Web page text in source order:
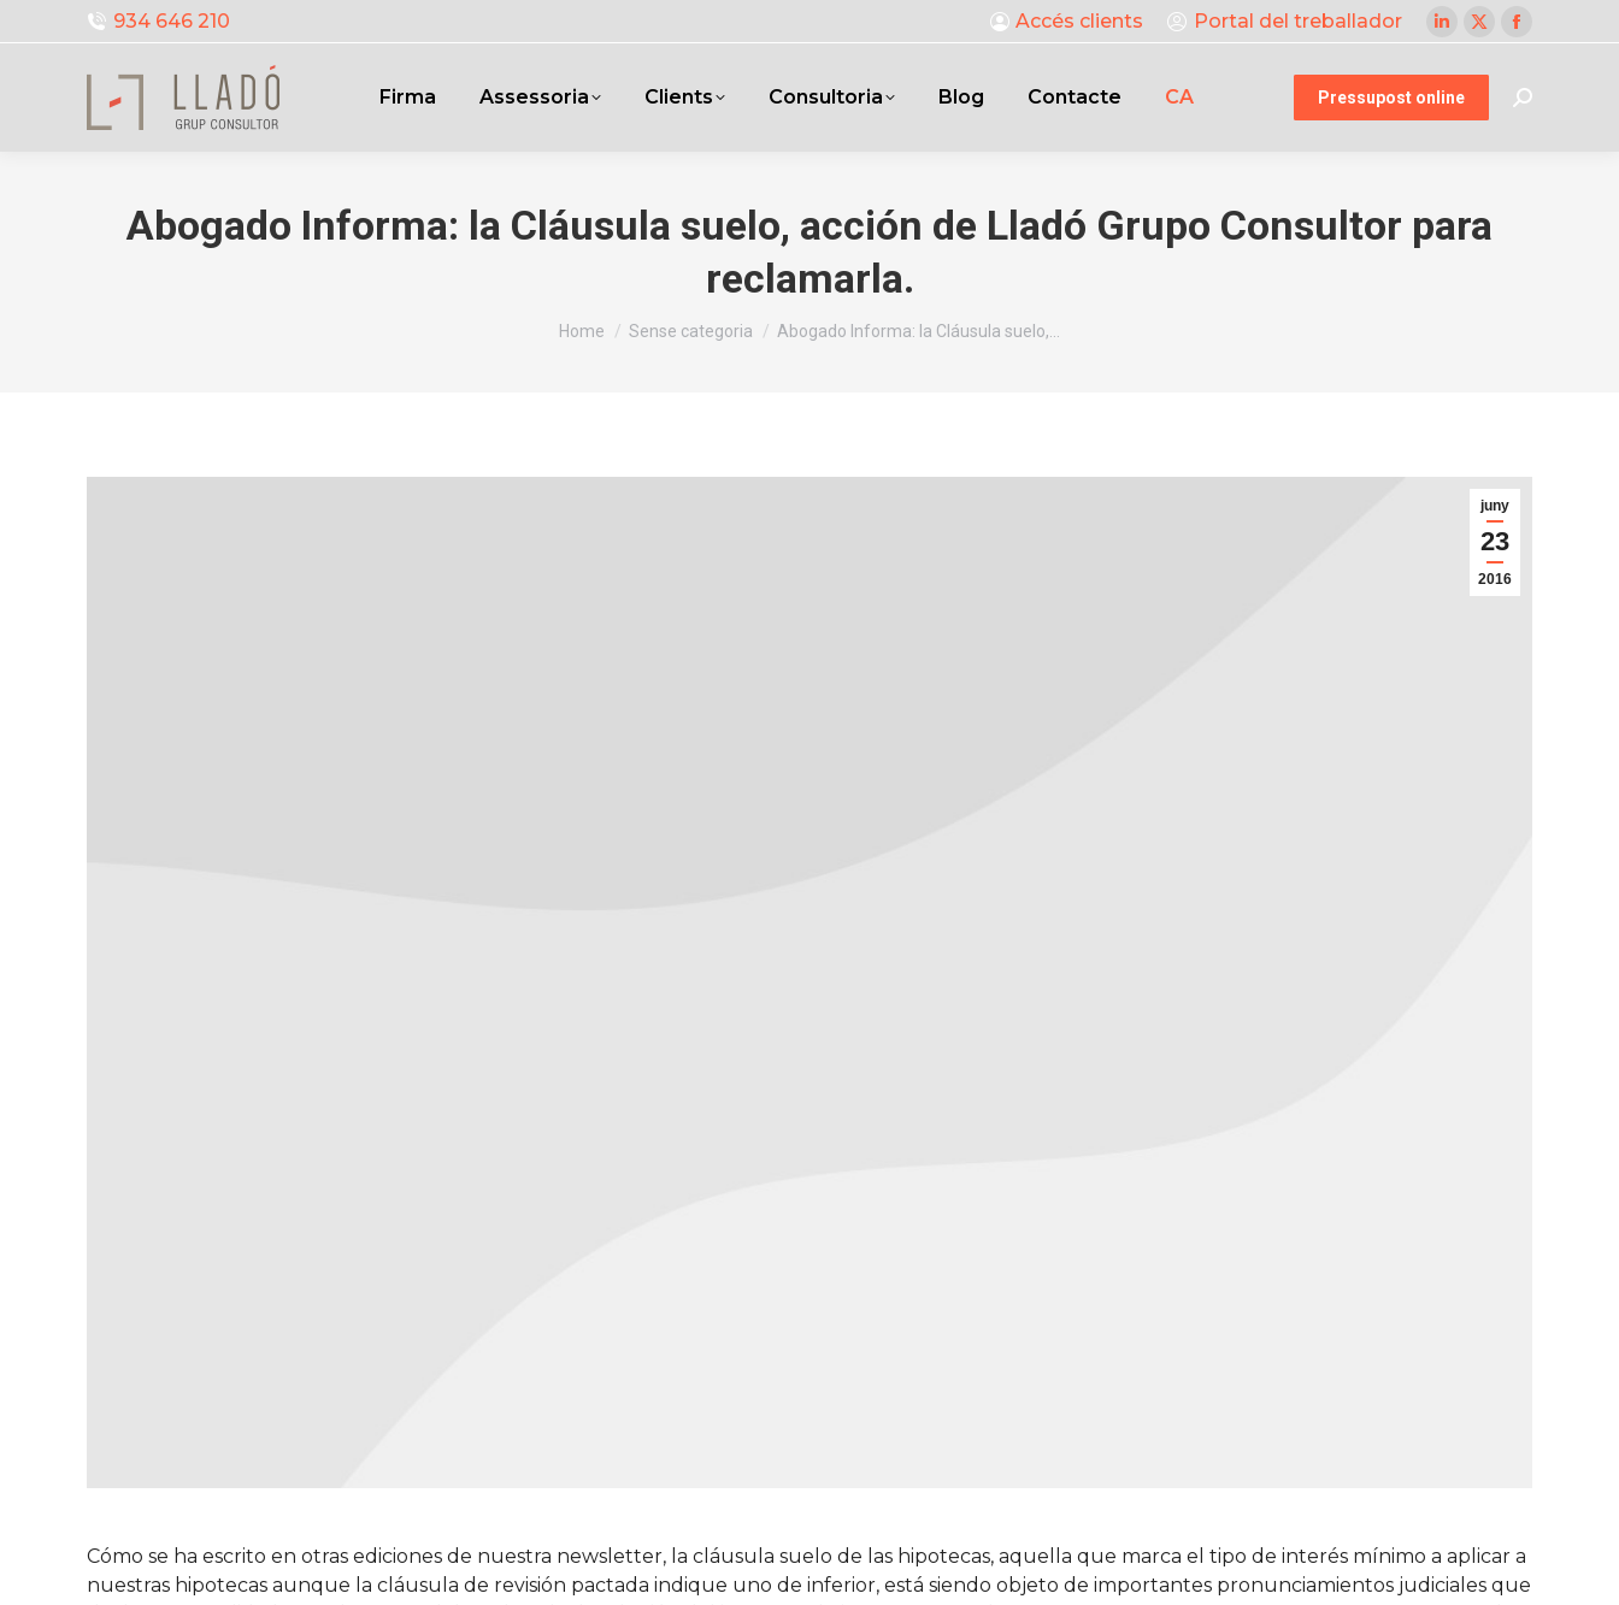
934 646 210 Accés clients Portal del treballador
Linkedin
opens
X
opens
Facebook
opens
Firma Assessoria Clients Consultoria Blog Contacte CA Pressupost online Search:
Abogado Informa: la Cláusula suelo, acción de Lladó Grupo Consultor para
reclamarla.
You are here:
Home Sense categoria Abogado Informa: la Cláusula suelo,…
juny
23
2016
Cómo se ha escrito en otras ediciones de nuestra newsletter, la cláusula suelo de las hipotecas, aquella que marca el tipo de interés mínimo a aplicar a
nuestras hipotecas aunque la cláusula de revisión pactada indique uno de inferior, está siendo objeto de importantes pronunciamientos judiciales que